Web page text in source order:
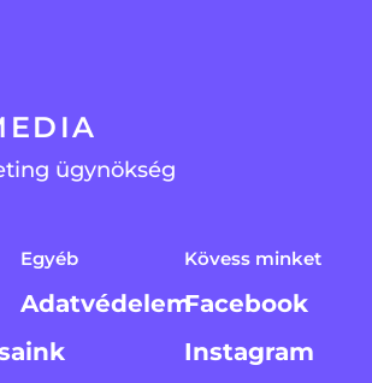
ügynökség
Egyéb
Adatvédelem
Kövess minket​
Facebook
Instagram